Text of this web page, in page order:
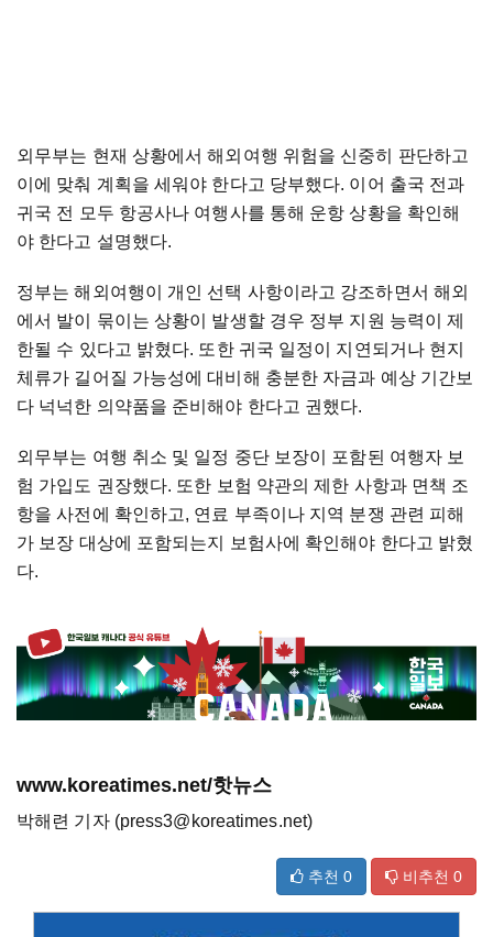
외무부는 현재 상황에서 해외여행 위험을 신중히 판단하고
이에 맞춰 계획을 세워야 한다고 당부했다. 이어 출국 전과
귀국 전 모두 항공사나 여행사를 통해 운항 상황을 확인해
야 한다고 설명했다.
정부는 해외여행이 개인 선택 사항이라고 강조하면서 해외
에서 발이 묶이는 상황이 발생할 경우 정부 지원 능력이 제
한될 수 있다고 밝혔다. 또한 귀국 일정이 지연되거나 현지
체류가 길어질 가능성에 대비해 충분한 자금과 예상 기간보
다 넉넉한 의약품을 준비해야 한다고 권했다.
외무부는 여행 취소 및 일정 중단 보장이 포함된 여행자 보
험 가입도 권장했다. 또한 보험 약관의 제한 사항과 면책 조
항을 사전에 확인하고, 연료 부족이나 지역 분쟁 관련 피해
가 보장 대상에 포함되는지 보험사에 확인해야 한다고 밝혔
다.
www.koreatimes.net/핫뉴스
박해련 기자 (press3@koreatimes.net)
추천 0 비추천 0